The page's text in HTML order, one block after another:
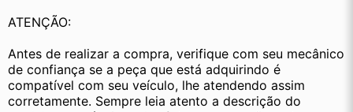
ATENÇÃO:
Antes de realizar a compra, verifique com seu mecânico
de confiança se a peça que está adquirindo é
compatível com seu veículo, lhe atendendo assim
corretamente. Sempre leia atento a descrição do